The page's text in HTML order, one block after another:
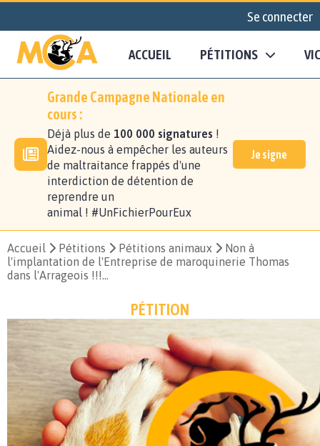
Se connecter
ACCUEIL PÉTITIONS
Grande Campagne Nationale en
cours :
Déjà plus de 100 000 signatures !
Aidez-nous à empêcher les auteurs
de maltraitance frappés d'une
interdiction de détention de
reprendre un
animal ! #UnFichierPourEux
Je signe
Accueil Pétitions Pétitions animaux
Non à
l'implantation de l'Entreprise de maroquinerie Thomas
dans l'Arrageois !!!...
PÉTITION